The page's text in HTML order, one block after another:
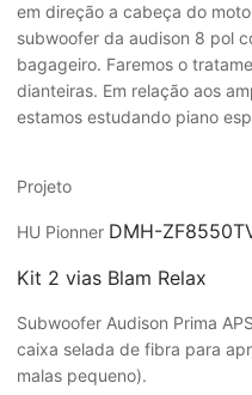
em direção a cabeça do
subwoofer da audison 8 pol
bagageiro. Faremos o
dianteiras. Em relação aos
estamos estudando piano
Projeto
HU Pionner DMH-
Kit 2 vias Blam Relax
Subwoofer Audison Prima
caixa selada de fibra para
malas pequeno).